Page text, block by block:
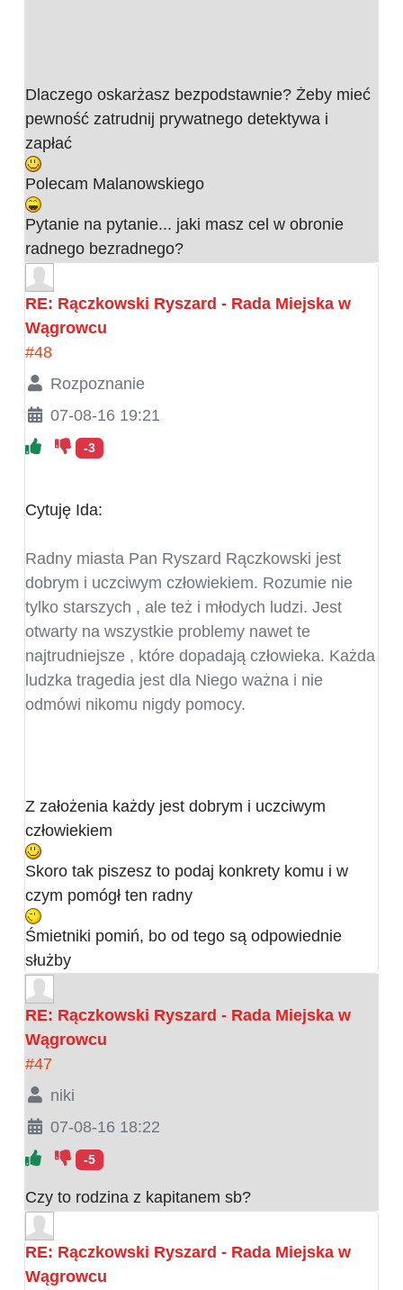
Dlaczego oskarżasz bezpodstawnie? Żeby mieć
pewność zatrudnij prywatnego detektywa i
zapłać
Polecam Malanowskiego
Pytanie na pytanie... jaki masz cel w obronie
radnego bezradnego?
RE: Rączkowski Ryszard - Rada Miejska w
Wągrowcu
#48
Rozpoznanie
07-08-16 19:21
-3
Cytuję Ida:
Radny miasta Pan Ryszard Rączkowski jest
dobrym i uczciwym człowiekiem. Rozumie nie
tylko starszych , ale też i młodych ludzi. Jest
otwarty na wszystkie problemy nawet te
najtrudniejsze , które dopadają człowieka. Każda
ludzka tragedia jest dla Niego ważna i nie
odmówi nikomu nigdy pomocy.
Z założenia każdy jest dobrym i uczciwym
człowiekiem
Skoro tak piszesz to podaj konkrety komu i w
czym pomógł ten radny
Śmietniki pomiń, bo od tego są odpowiednie
służby
RE: Rączkowski Ryszard - Rada Miejska w
Wągrowcu
#47
niki
07-08-16 18:22
-5
Czy to rodzina z kapitanem sb?
RE: Rączkowski Ryszard - Rada Miejska w
Wągrowcu